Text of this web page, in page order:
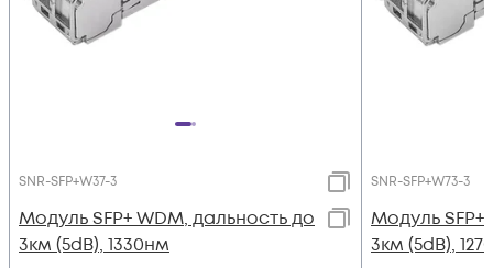
SNR-SFP+W37-3
Модуль SFP+ WDM, дальность до
3км (5dB), 1330нм
SNR-SFP+W73-3
Модуль SFP+
3км (5dB),